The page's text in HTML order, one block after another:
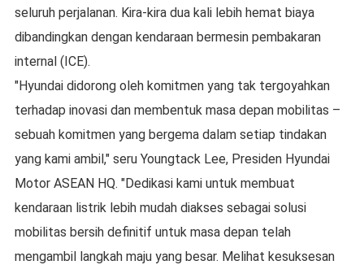
seluruh perjalanan. Kira-kira dua kali lebih hemat biaya
dibandingkan dengan kendaraan bermesin pembakaran
internal (ICE).
"Hyundai didorong oleh komitmen yang tak tergoyahkan
terhadap inovasi dan membentuk masa depan mobilitas –
sebuah komitmen yang bergema dalam setiap tindakan
yang kami ambil," seru Youngtack Lee, Presiden Hyundai
Motor ASEAN HQ. "Dedikasi kami untuk membuat
kendaraan listrik lebih mudah diakses sebagai solusi
mobilitas bersih definitif untuk masa depan telah
mengambil langkah maju yang besar. Melihat kesuksesan